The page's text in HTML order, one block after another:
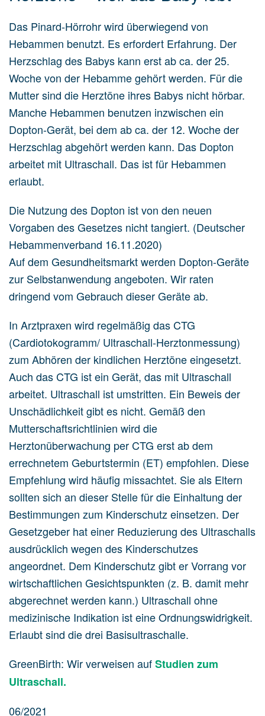
Das Pinard-Hörrohr wird überwiegend von
Hebammen benutzt. Es erfordert Erfahrung. Der
Herzschlag des Babys kann erst ab ca. der 25.
Woche von der Hebamme gehört werden. Für die
Mutter sind die Herztöne ihres Babys nicht hörbar.
Manche Hebammen benutzen inzwischen ein
Dopton-Gerät, bei dem ab ca. der 12. Woche der
Herzschlag abgehört werden kann. Das Dopton
arbeitet mit Ultraschall. Das ist für Hebammen
erlaubt.
Die Nutzung des Dopton ist von den neuen
Vorgaben des Gesetzes nicht tangiert. (Deutscher
Hebammenverband 16.11.2020)
Auf dem Gesundheitsmarkt werden Dopton-Geräte
zur Selbstanwendung angeboten. Wir raten
dringend vom Gebrauch dieser Geräte ab.
In Arztpraxen wird regelmäßig das CTG
(Cardiotokogramm/ Ultraschall-Herztonmessung)
zum Abhören der kindlichen Herztöne eingesetzt.
Auch das CTG ist ein Gerät, das mit Ultraschall
arbeitet. Ultraschall ist umstritten. Ein Beweis der
Unschädlichkeit gibt es nicht. Gemäß den
Mutterschaftsrichtlinien wird die
Herztonüberwachung per CTG erst ab dem
errechnetem Geburtstermin (ET) empfohlen. Diese
Empfehlung wird häufig missachtet. Sie als Eltern
sollten sich an dieser Stelle für die Einhaltung der
Bestimmungen zum Kinderschutz einsetzen. Der
Gesetzgeber hat einer Reduzierung des Ultraschalls
ausdrücklich wegen des Kinderschutzes
angeordnet. Dem Kinderschutz gibt er Vorrang vor
wirtschaftlichen Gesichtspunkten (z. B. damit mehr
abgerechnet werden kann.) Ultraschall ohne
medizinische Indikation ist eine Ordnungswidrigkeit.
Erlaubt sind die drei Basisultraschalle.
GreenBirth: Wir verweisen aufStudien zum
Ultraschall.
06/2021